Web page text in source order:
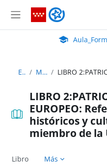
Panel lateral
Aula Virtual
EU_1 Módulo 2
LIBRO
EUROPEO:
históricos y
miembro de la
Libro Más